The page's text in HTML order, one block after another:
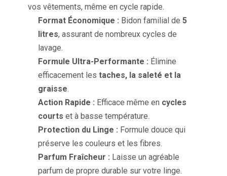
vos vêtements, même en cycle rapide.
Format Économique : Bidon familial de 5
litres, assurant de nombreux cycles de
lavage.
Formule Ultra-Performante : Élimine
efficacement les taches, la saleté et la
graisse.
Action Rapide : Efficace même en cycles
courts et à basse température.
Protection du Linge : Formule douce qui
préserve les couleurs et les fibres.
Parfum Fraîcheur : Laisse un agréable
parfum de propre durable sur votre linge.